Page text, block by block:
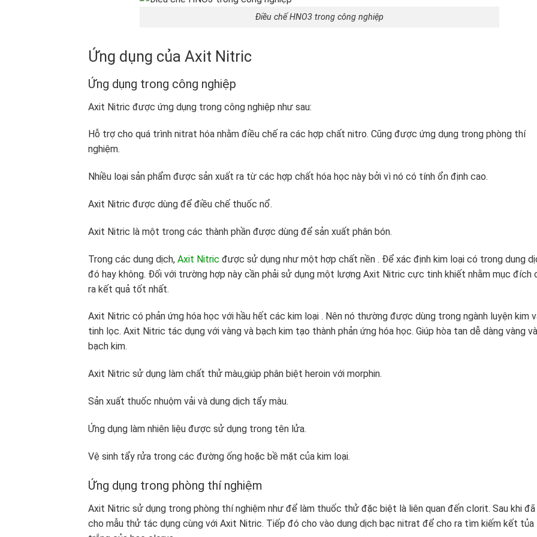
Điều chế HNO3 trong công nghiệp
Ứng dụng của Axit Nitric
Ứng dụng trong công nghiệp
Axit Nitric được ứng dụng trong công nghiệp như sau:
Hỗ trợ cho quá trình nitrat hóa nhằm điều chế ra các hợp chất nitro. Cũng được ứng dụng trong phòng thí
nghiệm.
Nhiều loại sản phẩm được sản xuất ra từ các hợp chất hóa học này bởi vì nó có tính ổn định cao.
Axit Nitric được dùng để điều chế thuốc nổ.
Axit Nitric là một trong các thành phần được dùng để sản xuất phân bón.
Trong các dung dịch, Axit Nitric được sử dụng như một hợp chất nền . Để xác định kim loại có trong dung
đó hay không. Đối với trường hợp này cần phải sử dụng một lượng Axit Nitric cực tinh khiết nhằm mục đích
ra kết quả tốt nhất.
Axit Nitric có phản ứng hóa học với hầu hết các kim loại . Nên nó thường được dùng trong ngành luyện kim
tinh lọc. Axit Nitric tác dụng với vàng và bạch kim tạo thành phản ứng hóa học. Giúp hòa tan dễ dàng vàng và
bạch kim.
Axit Nitric sử dụng làm chất thử màu,giúp phân biệt heroin với morphin.
Sản xuất thuốc nhuộm vải và dung dịch tẩy màu.
Ứng dụng làm nhiên liệu được sử dụng trong tên lửa.
Vệ sinh tẩy rửa trong các đường ống hoặc bề mặt của kim loại.
Ứng dụng trong phòng thí nghiệm
Axit Nitric sử dụng trong phòng thí nghiệm như để làm thuốc thử đặc biệt là liên quan đến clorit. Sau khi đã
cho mẫu thử tác dụng cùng với Axit Nitric. Tiếp đó cho vào dung dịch bạc nitrat để cho ra tìm kiếm kết tủa